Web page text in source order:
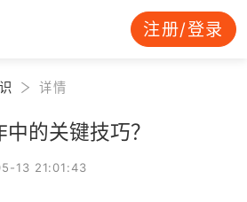
注册/登录
详情
的关键技巧？
13 21:01:43